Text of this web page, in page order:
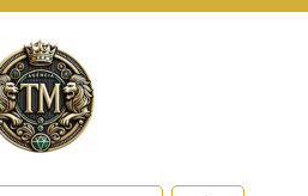
como você usa
nossos produtos
esforços de
de terceiros. Leia
ePolítica de